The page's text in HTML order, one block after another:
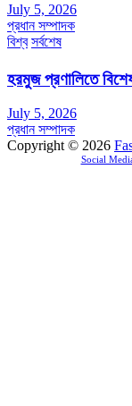
July 5, 2026
প্রধান সম্পাদক
বিশ্ব সর্বশেষ
হরমুজ প্রণালিতে
July 5, 2026
প্রধান সম্পাদক
Copyright © 2026
Social